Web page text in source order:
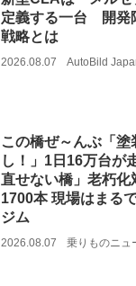
定義する一台 開発
戦略とは
2026.08.07 AutoBild
この橋ぜ～んぶ「
し！」1日16万台が
直せない橋」老朽化
1700本 現場はまる
ジム
2026.08.07 乗りものニュ